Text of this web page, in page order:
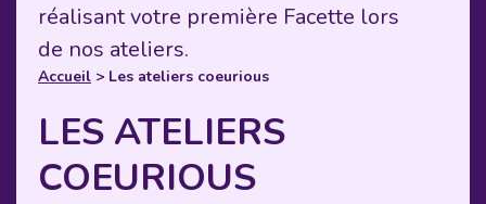
Accueil > Les ateliers coeurious
LES ATELIERS
COEURIOUS
réalisant votre première Facette lors
de nos ateliers.